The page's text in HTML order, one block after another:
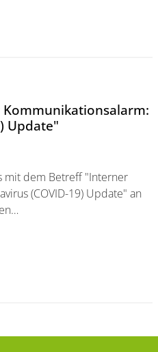
Update"
mit dem Betreff "Interner
(COVID-19) Update" an
Coronavirus